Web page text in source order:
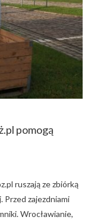
pomogą
ruszają ze zbiórką
zajezdniami
Wrocławianie,